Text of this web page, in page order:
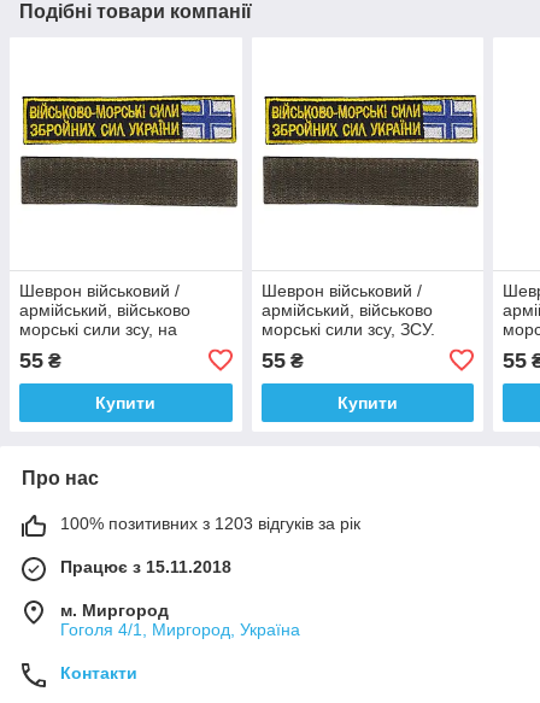
Подібні товари компанії
Шеврон військовий /
армійський, військово
морські сили зсу, на
12,5см
55 ₴
Купити
Шеврон військовий /
армійський, військово
морські сили зсу, ЗСУ.
55₴
Купити
55
Про нас
100% позитивних з 1203 відгуків за рік
Працює з 15.11.2018
м. Миргород
Гоголя 4/1, Миргород, Україна
Контакти